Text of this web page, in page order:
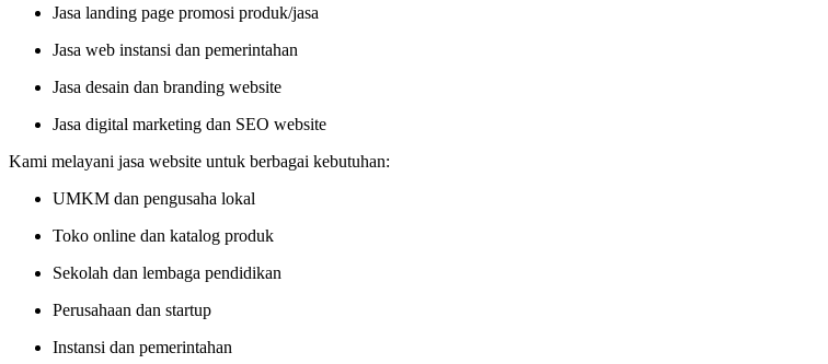
Jasa landing page promosi produk/jasa
Jasa web instansi dan pemerintahan
Jasa desain dan branding website
Jasa digital marketing dan SEO website
Kami melayani jasa website untuk berbagai kebutuhan:
UMKM dan pengusaha lokal
Toko online dan katalog produk
Sekolah dan lembaga pendidikan
Perusahaan dan startup
Instansi dan pemerintahan